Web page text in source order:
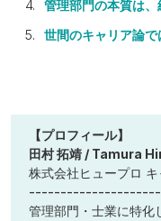
管理部門の本質は
世間のキャリア論
【プロフィール】
田村 拓靖 / Tamura
株式会社ヒュープロ
管理部門・士業に特化